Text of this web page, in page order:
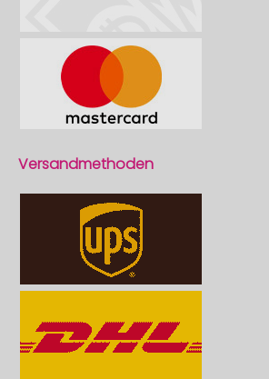
Versandmethoden